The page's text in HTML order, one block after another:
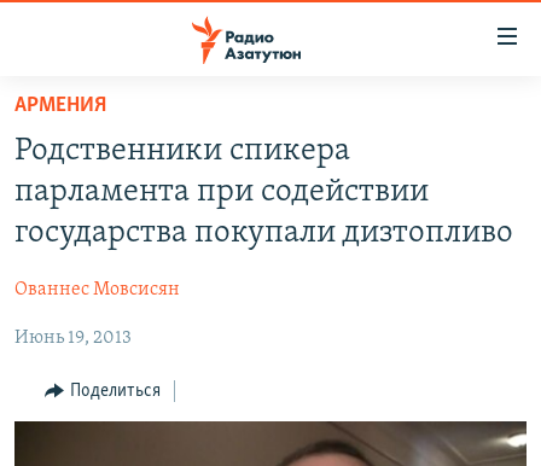
Перейти
основному
содержанию
Перейти
основной
Перейти
поиску
НОВОСТИ
ПОЛИТИКА
ЭКОНОМИКА
РЕГИОН
НАГОРНЫЙ КАРАБАХ
АРМЕНИЯ
Родственники спикера
парламента при содействии
государства покупали дизтопливо
Ованнес Мовсисян
Июнь 19, 2013
Поделиться